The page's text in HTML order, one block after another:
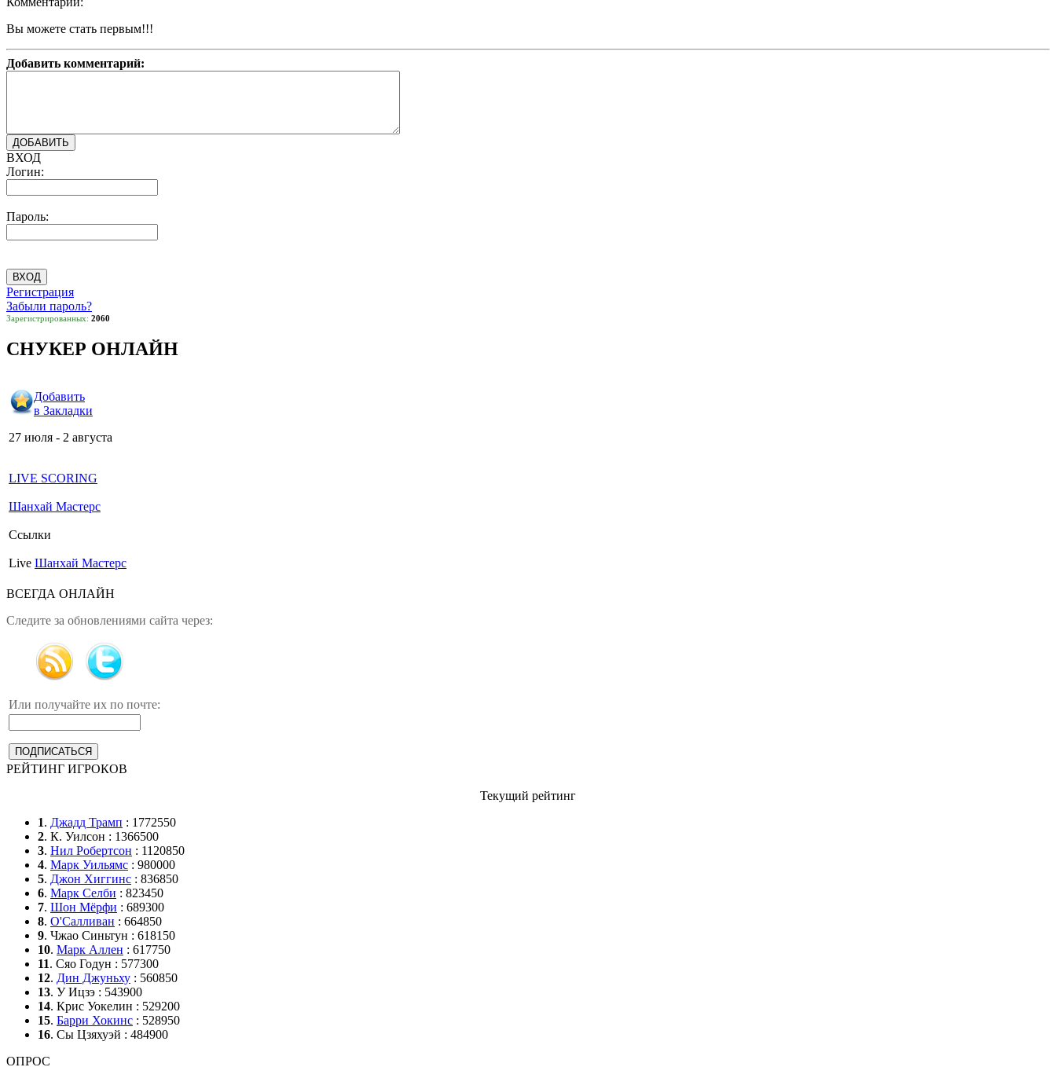
Вы можете стать первым!!!
Добавить комментарий:
ВХОД
Логин:
Пароль:
Регистрация
Забыли пароль?
Зарегистрированных: 2060
СНУКЕР ОНЛАЙН
Добавить
в Закладки
27 июля - 2 августа
LIVE SCORING
Шанхай Мастерс
Ссылки
Live Шанхай Мастерс
ВСЕГДА ОНЛАЙН
Следите за обновлениями сайта через:
Или получайте их по почте:
РЕЙТИНГ ИГРОКОВ
Текущий рейтинг
1. Джадд Трамп : 1772550
2. К. Уилсон : 1366500
3. Нил Робертсон : 1120850
4. Марк Уильямс : 980000
5. Джон Хиггинс : 836850
6. Марк Селби : 823450
7. Шон Мёрфи : 689300
8. О'Салливан : 664850
9. Чжао Синьтун : 618150
10. Марк Аллен : 617750
11. Сяо Годун : 577300
12. Дин Джуньху : 560850
13. У Ицзэ : 543900
14. Крис Уокелин : 529200
15. Барри Хокинс : 528950
16. Сы Цзяхуэй : 484900
ОПРОС